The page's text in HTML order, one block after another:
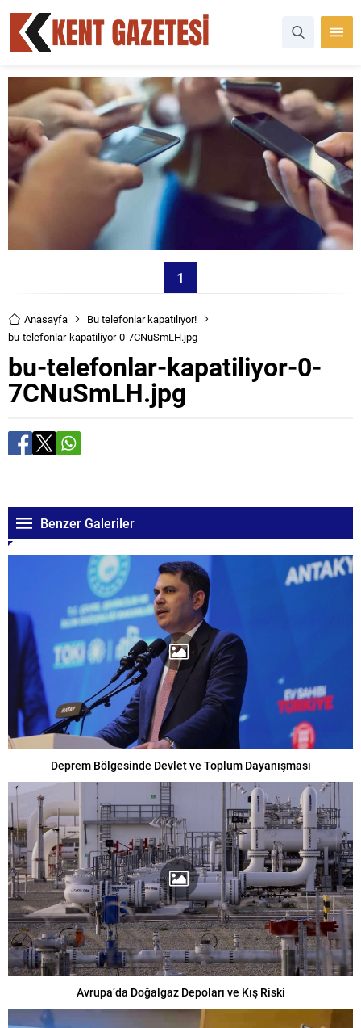
1
Anasayfa
Bu telefonlar kapatılıyor!
bu-telefonlar-kapatiliyor-0-7CNuSmLH.jpg
bu-telefonlar-kapatiliyor-0-
7CNuSmLH.jpg
Benzer Galeriler
Deprem Bölgesinde Devlet ve Toplum Dayanışması
Avrupa’da Doğalgaz Depoları ve Kış Riski